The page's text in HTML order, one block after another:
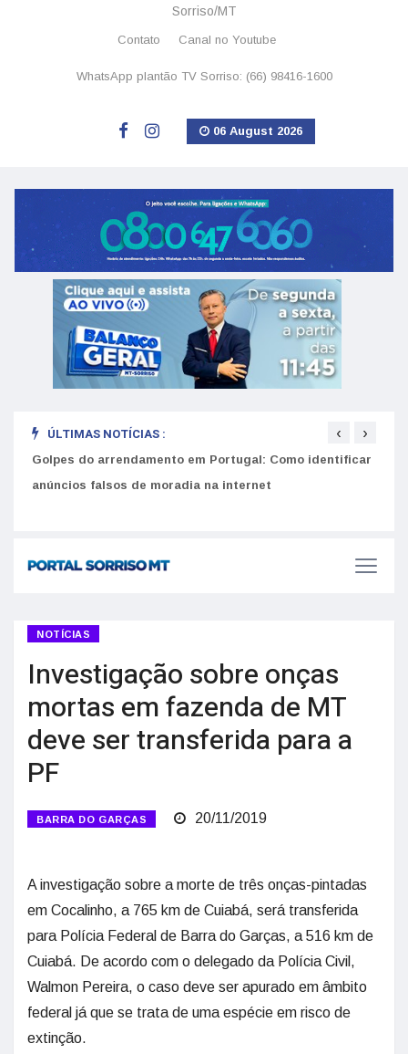
Sorriso/MT
Contato Canal no Youtube
WhatsApp plantão TV Sorriso: (66) 98416-1600
06 August 2026
ÚLTIMAS NOTÍCIAS :
Golpes do arrendamento em Portugal: Como identificar
anúncios falsos de moradia na internet
‹ ›
NOTÍCIAS
Investigação sobre onças
mortas em fazenda de MT
deve ser transferida para a
PF
BARRA DO GARÇAS 20/11/2019
A investigação sobre a morte de três onças-pintadas
em Cocalinho, a 765 km de Cuiabá, será transferida
para Polícia Federal de Barra do Garças, a 516 km de
Cuiabá. De acordo com o delegado da Polícia Civil,
Walmon Pereira, o caso deve ser apurado em âmbito
federal já que se trata de uma espécie em risco de
extinção.